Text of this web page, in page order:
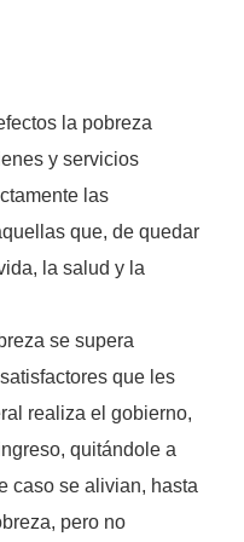
la pobreza
y servicios
las
que, de quedar
la salud y la
se supera
que les
realiza el gobierno,
quitándole a
caso se alivian, hasta
pero no